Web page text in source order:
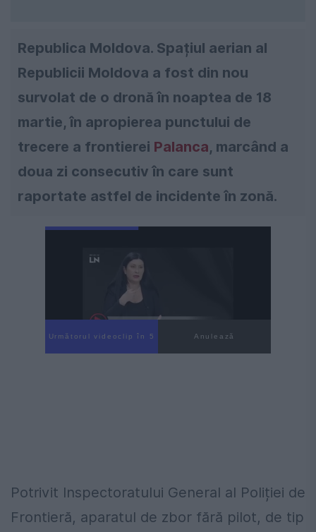
Republica Moldova. Spațiul aerian al
Republicii Moldova a fost din nou
survolat de o dronă în noaptea de 18
martie, în apropierea punctului de
trecere a frontierei Palanca, marcând a
doua zi consecutiv în care sunt
raportate astfel de incidente în zonă.
Următorul videoclip în 3 Anulează
Potrivit Inspectoratului General al Poliției de
Frontieră, aparatul de zbor fără pilot, de tip